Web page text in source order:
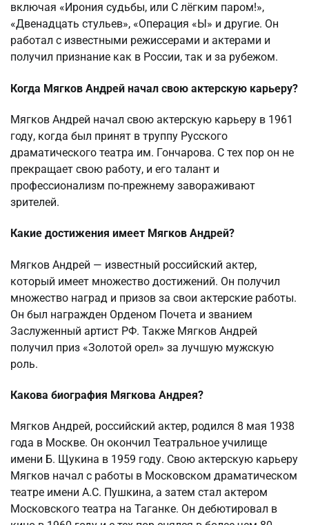
включая «Ирония судьбы, или С лёгким паром!»,
«Двенадцать стульев», «Операция «Ы» и другие. Он
работал с известными режиссерами и актерами и
получил признание как в России, так и за рубежом.
Когда Мягков Андрей начал свою актерскую карьеру?
Мягков Андрей начал свою актерскую карьеру в 1961
году, когда был принят в труппу Русского
драматического театра им. Гончарова. С тех пор он не
прекращает свою работу, и его талант и
профессионализм по-прежнему завораживают
зрителей.
Какие достижения имеет Мягков Андрей?
Мягков Андрей — известный российский актер,
который имеет множество достижений. Он получил
множество наград и призов за свои актерские работы.
Он был награжден Орденом Почета и званием
Заслуженный артист РФ. Также Мягков Андрей
получил приз «Золотой орел» за лучшую мужскую
роль.
Какова биография Мягкова Андрея?
Мягков Андрей, российский актер, родился 8 мая 1938
года в Москве. Он окончил Театральное училище
имени Б. Щукина в 1959 году. Свою актерскую карьеру
Мягков начал с работы в Московском драматическом
театре имени А.С. Пушкина, а затем стал актером
Московского театра на Таганке. Он дебютировал в